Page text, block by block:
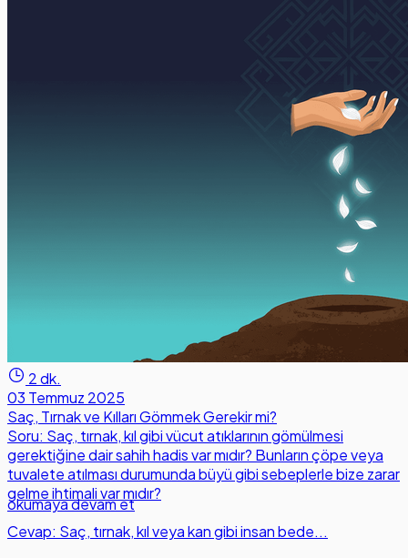
2 dk.
03 Temmuz 2025
Saç, Tırnak ve Kılları Gömmek Gerekir mi?
Soru: Saç, tırnak, kıl gibi vücut atıklarının gömülmesi
gerektiğine dair sahih hadis var mıdır? Bunların çöpe veya
tuvalete atılması durumunda büyü gibi sebeplerle bize zarar
gelme ihtimali var mıdır?
Cevap: Saç, tırnak, kıl veya kan gibi insan bede...
okumaya devam et